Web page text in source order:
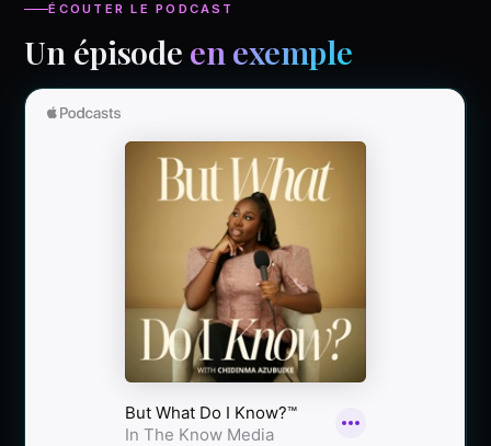
ÉCOUTER LE PODCAST
Un épisode en exemple